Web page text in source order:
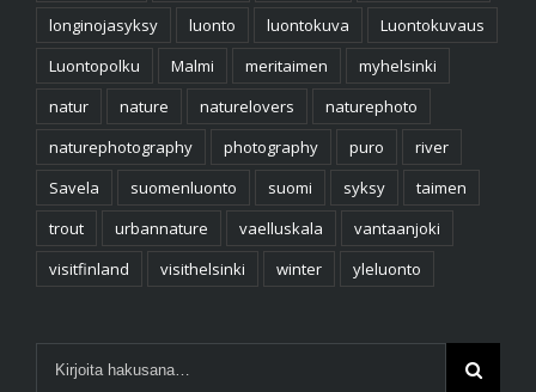
longinojasyksy
luonto luontokuva
Luontokuvaus
Luontopolku
Malmi meritaimen
myhelsinki
natur
nature naturelovers
naturephoto
naturephotography
photography puro
river
Savela
suomenluonto suomi syksy
taimen
trout
urbannature vaelluskala
vantaanjoki
visitfinland
visithelsinki winter yleluonto